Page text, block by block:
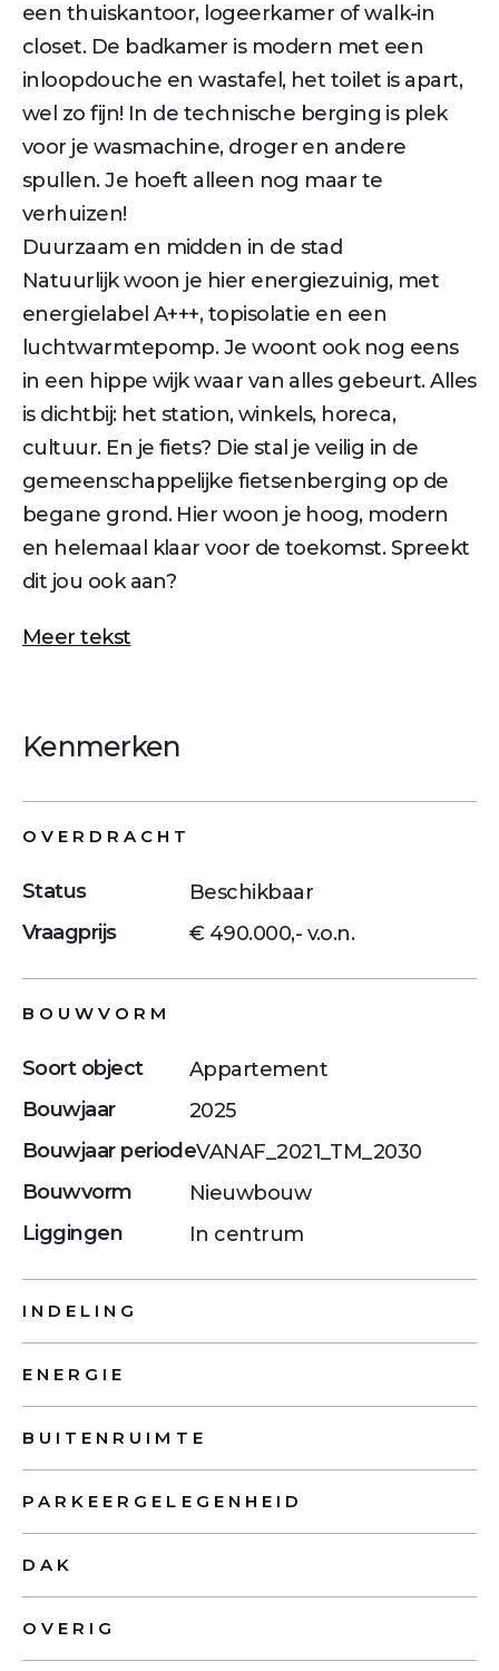
een thuiskantoor, logeerkamer of walk-in
closet. De badkamer is modern met een
inloopdouche en wastafel, het toilet is apart,
wel zo fijn! In de technische berging is plek
voor je wasmachine, droger en andere
spullen. Je hoeft alleen nog maar te
verhuizen!
Duurzaam en midden in de stad
Natuurlijk woon je hier energiezuinig, met
energielabel A+++, topisolatie en een
luchtwarmtepomp. Je woont ook nog eens
in een hippe wijk waar van alles gebeurt. Alles
is dichtbij: het station, winkels, horeca,
cultuur. En je fiets? Die stal je veilig in de
gemeenschappelijke fietsenberging op de
begane grond. Hier woon je hoog, modern
en helemaal klaar voor de toekomst. Spreekt
dit jou ook aan?
Meer tekst
Kenmerken
OVERDRACHT
Status
Beschikbaar
Vraagprijs
€ 490.000,- v.o.n.
BOUWVORM
Soort object
Appartement
Bouwjaar
2025
Bouwjaar periodeVANAF_2021_TM_2030
Bouwvorm
Nieuwbouw
Liggingen
In centrum
INDELING
ENERGIE
BUITENRUIMTE
PARKEERGELEGENHEID
DAK
OVERIG